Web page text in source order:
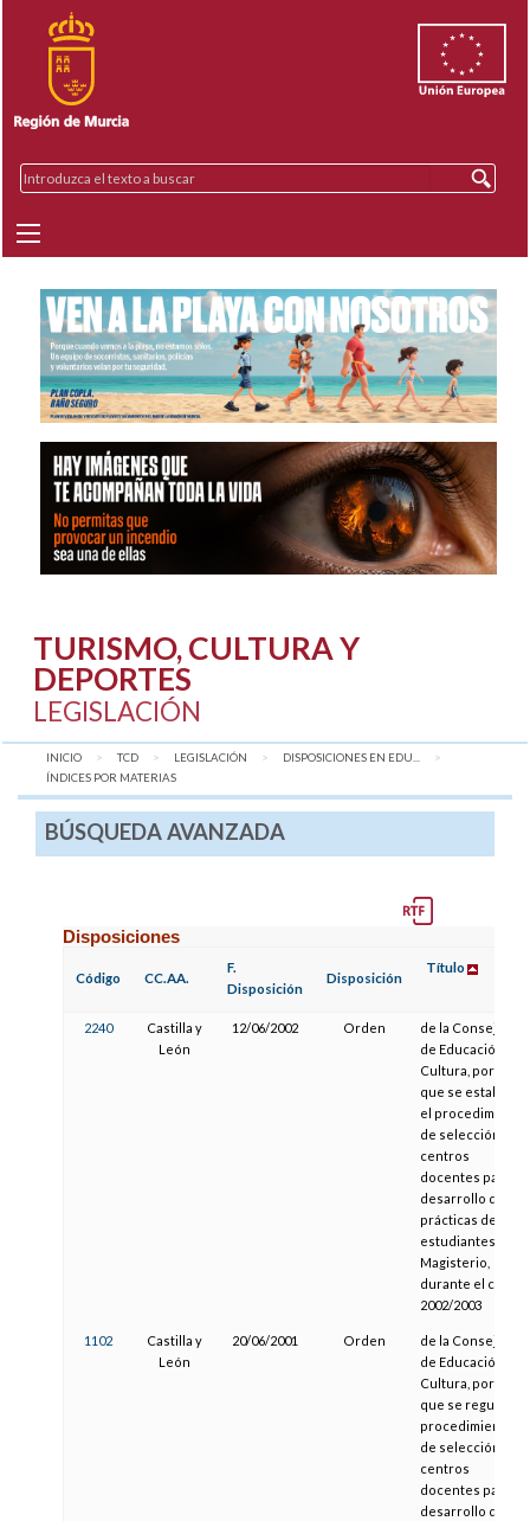
TURISMO, CULTURA Y
DEPORTES
LEGISLACIÓN
INICIO TCD LEGISLACIÓN
DISPOSICIONES EN EDU...
AQUÍ:
ÍNDICES POR MATERIAS
BÚSQUEDA AVANZADA
Disposiciones
Código CC.AA.
F.
Disposición
Disposición
Título
2240
Castilla y
León
12/06/2002 Orden
de la Consejería
de Educación y
Cultura, por la
que se establece
el procedimiento
de selección de
centros
docentes para el
desarrollo de las
prácticas de los
estudiantes de
Magisterio,
durante el curso
2002/2003
1102
Castilla y
León
20/06/2001 Orden
de la Consejería
de Educación y
Cultura, por la
que se regula el
procedimiento
de selección de
centros
docentes para el
desarrollo de las